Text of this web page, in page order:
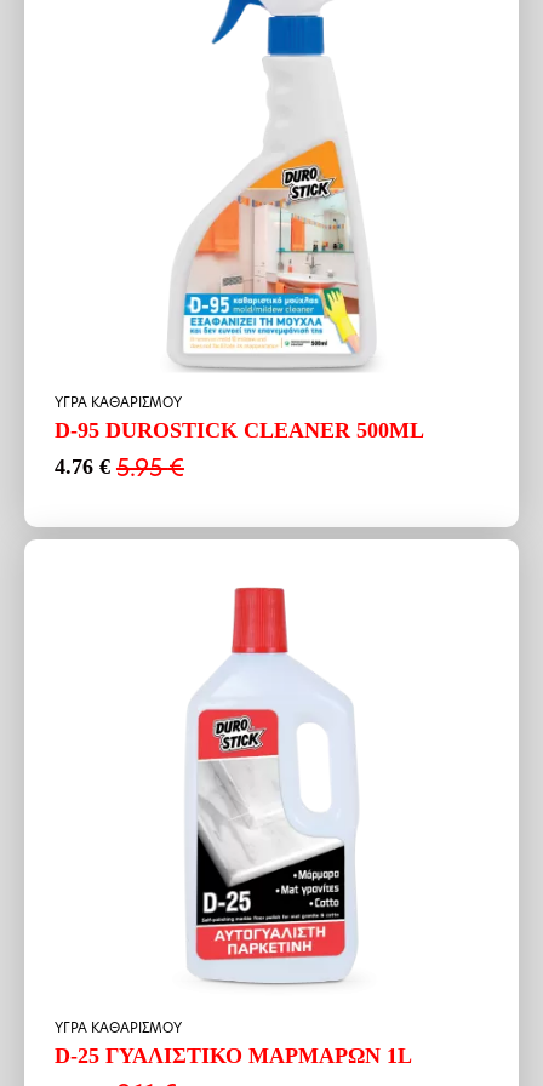
ΥΓΡΑ ΚΑΘΑΡΙΣΜΟΥ
D-95 DUROSTICK CLEANER 500ML
5.95€
Original
5.95 €.
4.76 €
Η
είναι:
ΥΓΡΑ ΚΑΘΑΡΙΣΜΟΥ
D-25 ΓΥΑΛΙΣΤΙΚΟ ΜΑΡΜΑΡΩΝ 1L